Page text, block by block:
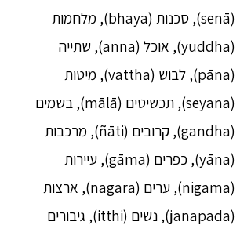
(senā), סכנות (bhaya), מלחמות
(yuddha), אוכל (anna), שתייה
(pāna), לבוש (vattha), מיטות
(seyana), תכשיטים (mālā), בשמים
(gandha), קרובים (ñāti), מרכבות
(yāna), כפרים (gāma), עיירות
(nigama), ערים (nagara), ארצות
(janapada), נשים (itthi), גיבורים